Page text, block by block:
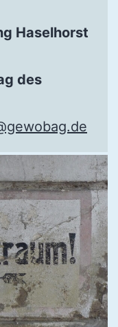
Haselhorst
des